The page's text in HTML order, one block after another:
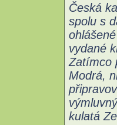
Česká
spolu s
vydané
Zatímco
Modrá,
kulatá